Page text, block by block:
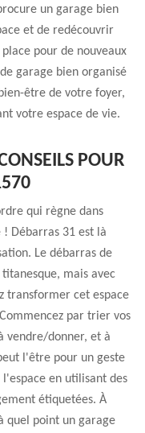
un garage bien
et de redécouvrir
pour de nouveaux
garage bien organisé
être de votre foyer,
votre espace de vie.
POUR
qui règne dans
! Débarras 31 est là
Le débarras de
mais avec
transformer cet espace
par trier vos
vendre/donner, et à
l'être pour un geste
en utilisant des
étiquetées. À
quel point un garage